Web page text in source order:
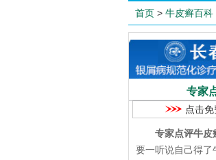
首页 > 牛皮癣百科
专家
点击
专家点评牛皮
要一听说自己得了